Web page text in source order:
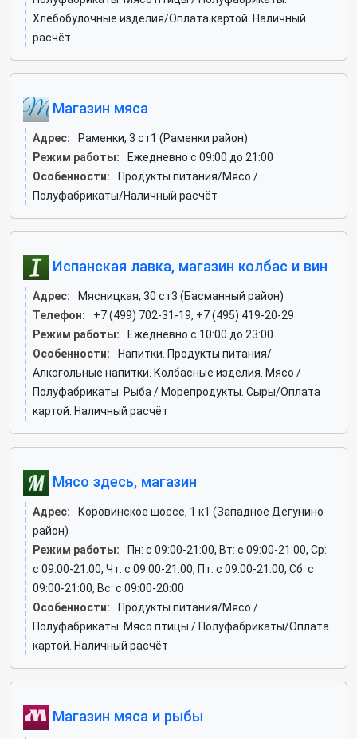
Хлебобулочные изделия/Оплата картой. Наличный
расчёт
Магазин мяса
Адрес:
Раменки, 3 ст1 (Раменки район)
Режим работы:
Ежедневно с 09:00 до 21:00
Особенности:
Продукты питания/Мясо /
Полуфабрикаты/Наличный расчёт
Испанская лавка, магазин колбас и вин
Адрес:
Мясницкая, 30 ст3 (Басманный район)
Телефон:
+7 (499) 702-31-19, +7 (495) 419-20-29
Режим работы:
Ежедневно с 10:00 до 23:00
Особенности:
Напитки. Продукты питания/
Алкогольные напитки. Колбасные изделия. Мясо /
Полуфабрикаты. Рыба / Морепродукты. Сыры/Оплата
картой. Наличный расчёт
Мясо здесь, магазин
Адрес:
Коровинское шоссе, 1 к1 (Западное Дегунино
район)
Режим работы:
Пн: c 09:00-21:00, Вт: c 09:00-21:00, Ср:
c 09:00-21:00, Чт: c 09:00-21:00, Пт: c 09:00-21:00, Сб: c
09:00-21:00, Вс: c 09:00-20:00
Особенности:
Продукты питания/Мясо /
Полуфабрикаты. Мясо птицы / Полуфабрикаты/Оплата
картой. Наличный расчёт
Магазин мяса и рыбы